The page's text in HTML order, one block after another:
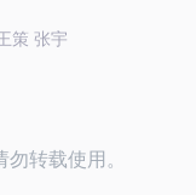
策 张宇
转载使用。